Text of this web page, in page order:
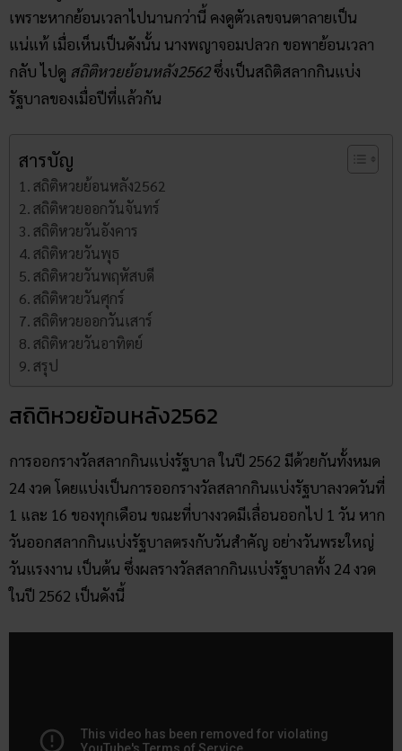
เพราะหากย้อนเวลาไปนานกว่านี้ คงดูตัวเลขจนตาลายเป็น
แน่แท้ เมื่อเห็นเป็นดังนั้น นางพญาจอมปลวก ขอพาย้อนเวลา
กลับ ไปดู สถิติหวยย้อนหลัง2562ซึ่งเป็นสถิติสลากกินแบ่ง
รัฐบาลของเมื่อปีที่แล้วกัน
สารบัญ
สถิติหวยย้อนหลัง2562
สถิติหวยออกวันจันทร์
สถิติหวยวันอังคาร
สถิติหวยวันพุธ
สถิติหวยวันพฤหัสบดี
สถิติหวยวันศุกร์
สถิติหวยออกวันเสาร์
สถิติหวยวันอาทิตย์
สรุป
สถิติหวยย้อนหลัง2562
การออกรางวัลสลากกินแบ่งรัฐบาล ในปี 2562 มีด้วยกันทั้งหมด
24 งวด โดยแบ่งเป็นการออกรางวัลสลากกินแบ่งรัฐบาลงวดวันที่
1 และ 16 ของทุกเดือน ขณะที่บางงวดมีเลื่อนออกไป 1 วัน หาก
วันออกสลากกินแบ่งรัฐบาลตรงกับวันสำคัญ อย่างวันพระใหญ่
วันแรงงาน เป็นต้น ซึ่งผลรางวัลสลากกินแบ่งรัฐบาลทั้ง 24 งวด
ในปี 2562 เป็นดังนี้